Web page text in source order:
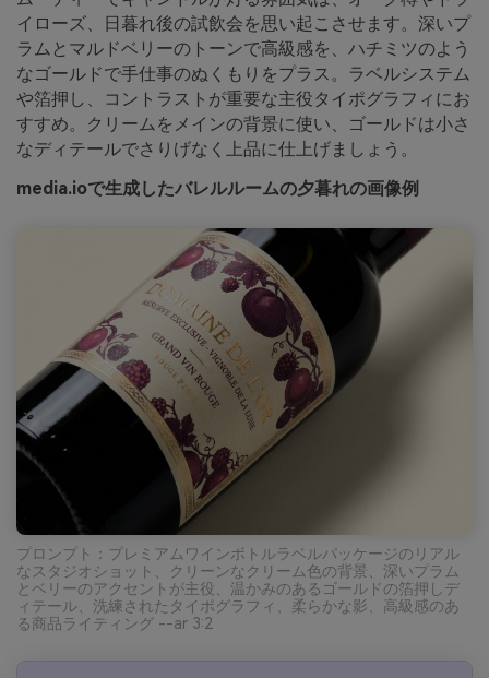
イローズ、日暮れ後の試飲会を思い起こさせます。深いプ
ラムとマルドベリーのトーンで高級感を、ハチミツのよう
なゴールドで手仕事のぬくもりをプラス。ラベルシステム
や箔押し、コントラストが重要な主役タイポグラフィにお
すすめ。クリームをメインの背景に使い、ゴールドは小さ
なディテールでさりげなく上品に仕上げましょう。
media.ioで生成したバレルルームの夕暮れの画像例
プロンプト：プレミアムワインボトルラベルパッケージのリアル
なスタジオショット、クリーンなクリーム色の背景、深いプラム
とベリーのアクセントが主役、温かみのあるゴールドの箔押しデ
ィテール、洗練されたタイポグラフィ、柔らかな影、高級感のあ
る商品ライティング --ar 3:2